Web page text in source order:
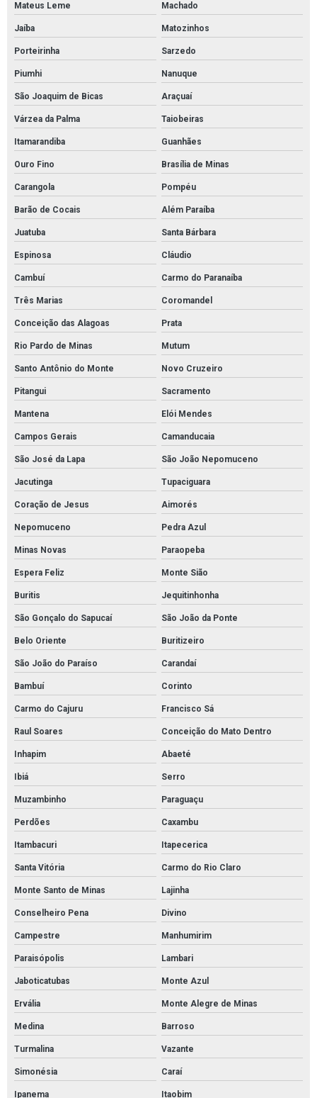
Cordão absorvente para produtos químicos
Distribuidor de absorventes industriais
Distribuidor de manta absorvente óleo
Distribuidor de manta para contenção de óleo
Distribuidor mantas brasil
Distribuidor tubolit
Empresa de mantas absorventes de óleo
Fornecedor de absorventes industriais
Fornecedor de manta para absorção de óleo
Fornecedor de mantas absorventes para óleo
Fornecedor tubolit
Kit ambiental para vazamento de óleo
Kit de contenção de derramamento de óleo
Kit de proteção ambiental
Kit mitigação completo sopep
Kit sopep
Kit sopep mantas brasil
Kit sopep para contenção de derramamento de petróleo
Kit sopep para derramamento de petróleo
Manta absorvente hidrocarboneto
Manta absorvente hidrofóbica para óleo e combustíveis
Manta absorvente industrial
Manta absorvente para derramamento de óleo industrial
Manta absorvente para indústrias
Manta absorvente para manutenção industrial
Manta absorvente para petróleo
Manta absorvente para vazamento de óleo
Manta de contenção de óleo
Manta para absorver óleo
Mantas absorvente de óleo e derivados
Cordão absorvente para líquidos agressivos
Tubolit manta isolante
Tubolit para isolamento de tubulação
Tubolit tubos isolantes
Mateus Leme Machado
Jaíba Matozinhos
Porteirinha Sarzedo
Piumhi Nanuque
São Joaquim de Bicas Araçuaí
Várzea da Palma Taiobeiras
Itamarandiba Guanhães
Ouro Fino Brasília de Minas
Carangola Pompéu
Barão de Cocais Além Paraíba
Juatuba Santa Bárbara
Espinosa Cláudio
Cambuí Carmo do Paranaíba
Três Marias Coromandel
Conceição das Alagoas Prata
Rio Pardo de Minas Mutum
Santo Antônio do Monte Novo Cruzeiro
Pitangui Sacramento
Mantena Elói Mendes
Campos Gerais Camanducaia
São José da Lapa São João Nepomuceno
Jacutinga Tupaciguara
Coração de Jesus Aimorés
Nepomuceno Pedra Azul
Minas Novas Paraopeba
Espera Feliz Monte Sião
Buritis Jequitinhonha
São Gonçalo do Sapucaí São João da Ponte
Belo Oriente Buritizeiro
São João do Paraíso Carandaí
Bambuí Corinto
Carmo do Cajuru Francisco Sá
Raul Soares Conceição do Mato Dentro
Inhapim Abaeté
Ibiá Serro
Muzambinho Paraguaçu
Perdões Caxambu
Itambacuri Itapecerica
Santa Vitória Carmo do Rio Claro
Monte Santo de Minas Lajinha
Conselheiro Pena Divino
Campestre Manhumirim
Paraisópolis Lambari
Jaboticatubas Monte Azul
Ervália Monte Alegre de Minas
Medina Barroso
Turmalina Vazante
Simonésia Caraí
Ipanema Itaobim